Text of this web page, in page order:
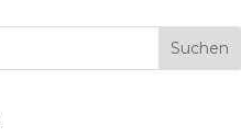
Suchen